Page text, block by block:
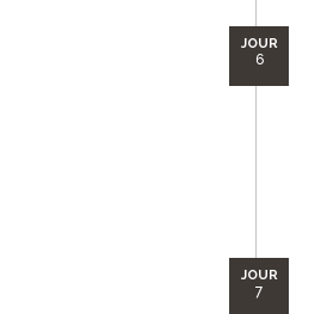
JOUR
6
JOUR
7